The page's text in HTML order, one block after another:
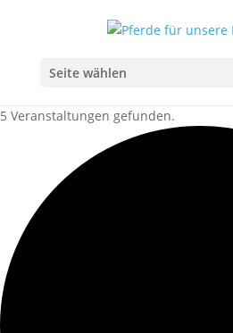
Seite wählen
5 Veranstaltungen gefunden.